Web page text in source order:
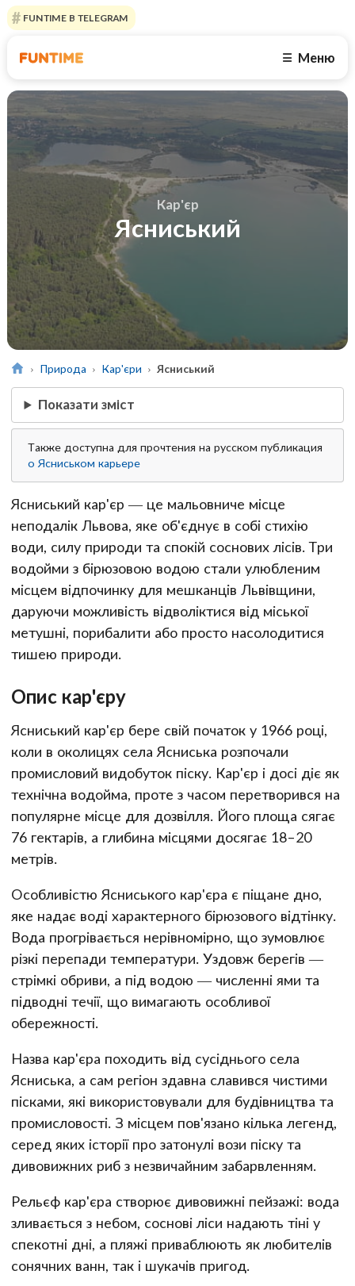
FUNTIME В TELEGRAM
☰ Меню
Кар'єр
Ясниський
Природа Кар'єри Ясниський
Показати зміст
Также доступна для прочтения на русском публикация
о Ясниськом карьере
Ясниський кар'єр — це мальовниче місце
неподалік Львова, яке об'єднує в собі стихію
води, силу природи та спокій соснових лісів. Три
водойми з бірюзовою водою стали улюбленим
місцем відпочинку для мешканців Львівщини,
даруючи можливість відволіктися від міської
метушні, порибалити або просто насолодитися
тишею природи.
Опис кар'єру
Ясниський кар'єр бере свій початок у 1966 році,
коли в околицях села Ясниська розпочали
промисловий видобуток піску. Кар'єр і досі діє як
технічна водойма, проте з часом перетворився на
популярне місце для дозвілля. Його площа сягає
76 гектарів, а глибина місцями досягає 18–20
метрів.
Особливістю Ясниського кар'єра є піщане дно,
яке надає воді характерного бірюзового відтінку.
Вода прогрівається нерівномірно, що зумовлює
різкі перепади температури. Уздовж берегів —
стрімкі обриви, а під водою — численні ями та
підводні течії, що вимагають особливої
обережності.
Назва кар'єра походить від сусіднього села
Ясниська, а сам регіон здавна славився чистими
пісками, які використовували для будівництва та
промисловості. З місцем пов'язано кілька легенд,
серед яких історії про затонулі вози піску та
дивовижних риб з незвичайним забарвленням.
Рельєф кар'єра створює дивовижні пейзажі: вода
зливається з небом, соснові ліси надають тіні у
спекотні дні, а пляжі приваблюють як любителів
сонячних ванн, так і шукачів пригод.